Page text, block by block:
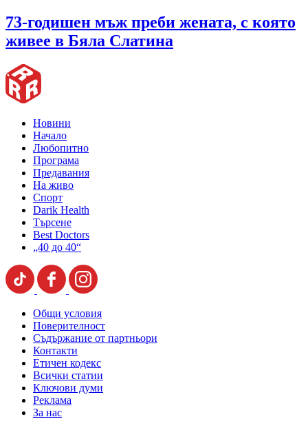
73-годишен мъж преби жената, с която
живее в Бяла Слатина
Новини
Начало
Любопитно
Програма
Предавания
На живо
Спорт
Darik Health
Търсене
Best Doctors
„40 до 40“
Общи условия
Поверителност
Съдържание от партньори
Контакти
Етичен кодекс
Всички статии
Ключови думи
Реклама
За нас